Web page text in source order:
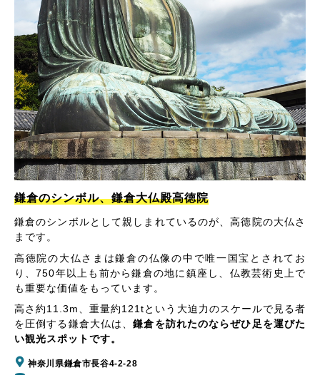
鎌倉のシンボル、鎌倉大仏殿高徳院
鎌倉のシンボルとして親しまれているのが、高徳院の大仏さ
まです。
高徳院の大仏さまは鎌倉の仏像の中で唯一国宝とされてお
り、750年以上も前から鎌倉の地に鎮座し、仏教芸術史上で
も重要な価値をもっています。
高さ約11.3m、重量約121tという大迫力のスケールで見る者
を圧倒する鎌倉大仏は、鎌倉を訪れたのならぜひ足を運びた
い観光スポットです。
神奈川県鎌倉市長谷4-2-28